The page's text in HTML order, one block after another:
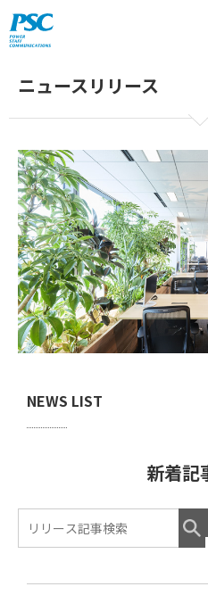
ニュースリリース
NEWS LIST
新着記